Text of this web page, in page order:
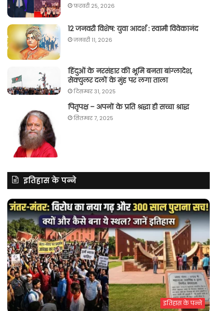
फ़रवरी 25, 2026
12 जनवरी विशेष: युवा आदर्श : स्वामी विवेकानंद
जनवरी 11, 2026
हिंदुओं के नरसंहार की भूमि बनता बांग्लादेश,
सेक्युलर दलों के मुंह पर लगा ताला
दिसम्बर 31, 2025
पितृपक्ष – अपनों के प्रति श्रद्धा ही सच्चा श्राद्ध
सितम्बर 7, 2025
इतिहास के पन्ने
इतिहास के पन्ने